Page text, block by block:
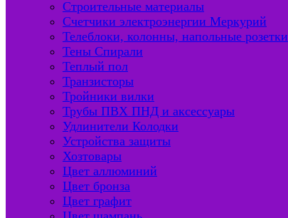
Строительные материалы
Счетчики электроэнергии Меркурий
Телеблоки, колонны, напольные розетки
Тены Спирали
Теплый пол
Транзисторы
Тройники вилки
Трубы ПВХ ПНД и аксессуары
Удлинители Колодки
Устройства защиты
Хозтовары
Цвет аллюминий
Цвет бронза
Цвет графит